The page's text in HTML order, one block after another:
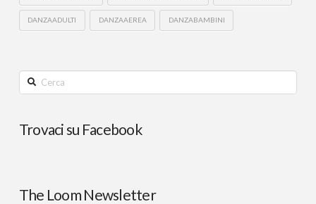
DANZAADULTI DANZAAEREA DANZABAMBINI
Cerca
Trovaci su Facebook
The Loom Newsletter